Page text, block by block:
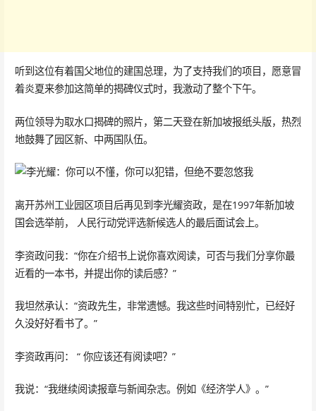
听到这位有着国父地位的建国总理，为了支持我们的项目，愿意冒
着炎夏来参加这简单的揭碑仪式时，我激动了整个下午。
两位领导为取水口揭碑的照片，第二天登在新加坡报纸头版，热烈
地鼓舞了园区新、中两国队伍。
离开苏州工业园区项目后再见到李光耀资政，是在1997年新加坡
国会选举前， 人民行动党评选新候选人的最后面试会上。
李资政问我：“你在介绍书上说你喜欢阅读，可否与我们分享你最
近看的一本书，并提出你的读后感？”
我坦然承认：“资政先生，非常遗憾。我这些时间特别忙，已经好
久没好好看书了。”
李资政再问： “ 你应该还有阅读吧？”
我说：“我继续阅读报章与新闻杂志。例如《经济学人》。”